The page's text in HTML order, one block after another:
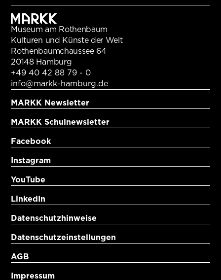
Museum am Rothenbaum
Kulturen und Künste der Welt
Rothenbaumchaussee 64
20148 Hamburg
+49 40 42 88 79 - 0
info@markk-hamburg.de
MARKK Newsletter
MARKK Schulnewsletter
Facebook
Instagram
YouTube
LinkedIn
Datenschutzhinweise
Datenschutzeinstellungen
AGB
Impressum